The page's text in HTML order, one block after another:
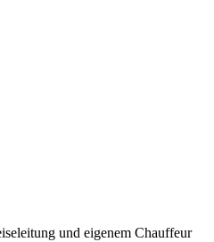
und eigenem Chauffeur